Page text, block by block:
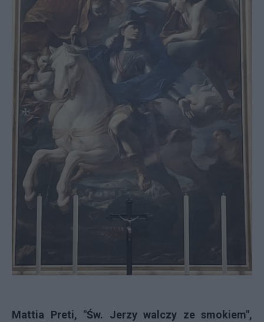
Mattia Preti, "Św. Jerzy walczy ze smokiem",